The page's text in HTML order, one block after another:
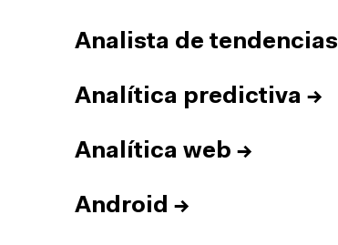
Analista de tendencias
Analítica predictiva →
Analítica web →
Android →